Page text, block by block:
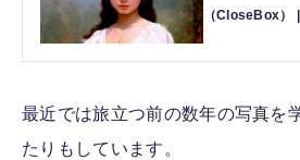
（CloseBox）
最近では旅立つ前の数年の写真を
たりもしています。